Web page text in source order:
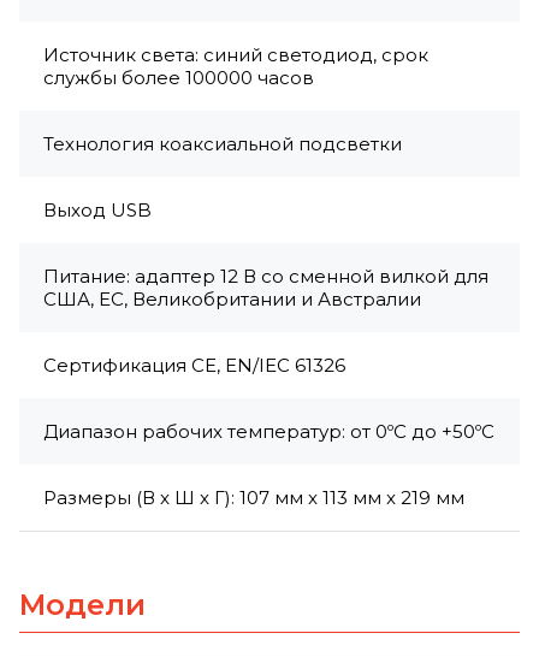
Источник света: синий светодиод, срок
службы более 100000 часов
Технология коаксиальной подсветки
Выход USB
Питание: адаптер 12 В со сменной вилкой для
США, ЕС, Великобритании и Австралии
Сертификация CE, EN/IEC 61326
Диапазон рабочих температур: от 0ºC до +50ºC
Размеры (В x Ш x Г): 107 мм x 113 мм x 219 мм
Модели